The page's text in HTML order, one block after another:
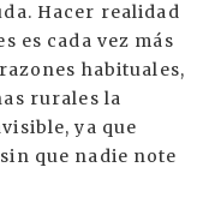
Hacer realidad
es cada vez más
habituales,
rurales la
ya que
que nadie note